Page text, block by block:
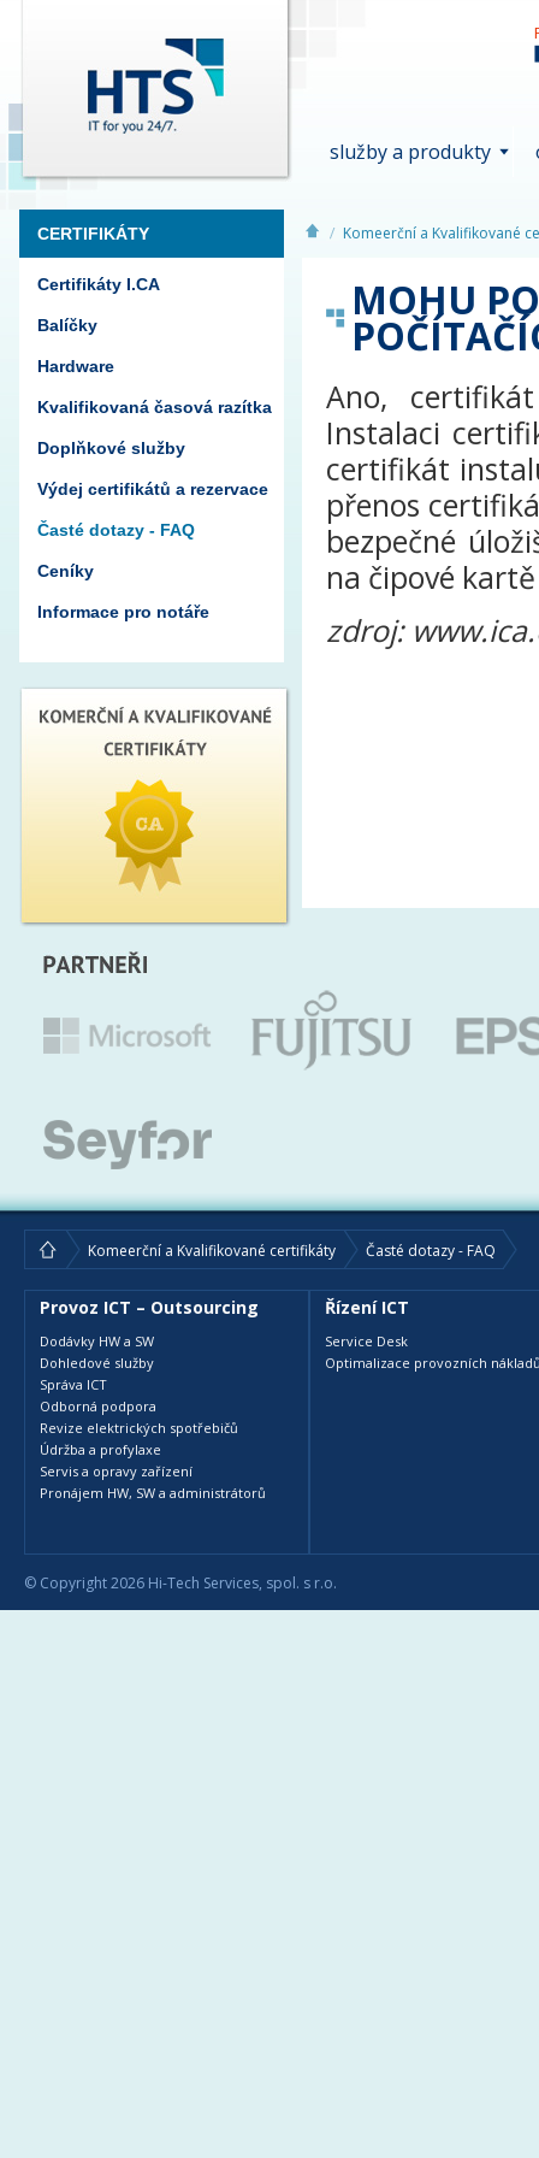
služby a produkty
CERTIFIKÁTY
Certifikáty I.CA
Balíčky
Hardware
Kvalifikovaná časová razítka
Doplňkové služby
Výdej certifikátů a rezervace
Časté dotazy - FAQ
Ceníky
Informace pro notáře
Komeerční a Kvalifikované
MOHU
Ano,
Instalaci
certifikát
přenos
bezpečné
na čipové
zdroj:
Komeerční a Kvalifikované certifikáty Časté dotazy - FAQ
Provoz ICT – Outsourcing
Dodávky HW a SW
Dohledové služby
Správa ICT
Odborná podpora
Revize elektrických spotřebičů
Údržba a profylaxe
Servis a opravy zařízení
Pronájem HW, SW a administrátorů
Řízení ICT
Service Desk
Optimalizace provozních
© Copyright 2026 Hi-Tech Services, spol. s r.o.